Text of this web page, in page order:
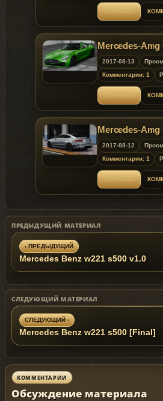
Mercedes-Amg
2017-08-13
Комментарии: 1
Mercedes-Amg
2017-08-12
Комментарии: 1
ПРЕДЫДУЩИЙ МАТЕРИАЛ
‹ ПРЕДЫДУЩИЙ
Mercedes Benz w221 s500 v1.0
СЛЕДУЮЩИЙ МАТЕРИАЛ
СЛЕДУЮЩИЙ ›
Mercedes Benz w221 s500 [Final]
КОММЕНТАРИИ
Обсуждение материала